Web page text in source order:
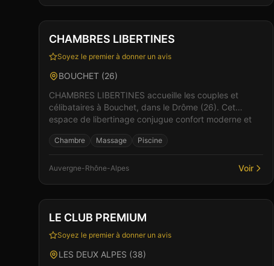
Club Sauna +5
CHAMBRES LIBERTINES
Soyez le premier à donner un avis
BOUCHET (26)
CHAMBRES LIBERTINES accueille les couples et
célibataires à Bouchet, dans le Drôme (26). Cet
espace de libertinage conjugue confort moderne et
Chambre Massage Piscine
Auvergne-Rhône-Alpes Voir
Club Sauna +4
LE CLUB PREMIUM
Soyez le premier à donner un avis
LES DEUX ALPES (38)